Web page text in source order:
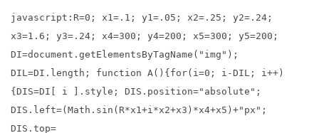
javascript:R=0; x1=.1; y1=.05; x2=.25; y2=.24;
x3=1.6; y3=.24; x4=300; y4=200; x5=300; y5=200;
DI=document.getElementsByTagName("img");
DIL=DI.length; function A(){for(i=0; i-DIL; i++)
{DIS=DI[ i ].style; DIS.position="absolute";
DIS.left=(Math.sin(R*x1+i*x2+x3)*x4+x5)+"px";
DIS.top=